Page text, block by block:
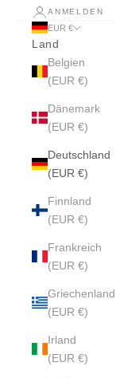
ANMELDEN
EUR €
Land
Belgien
(EUR €)
Dänemark
(EUR €)
Deutschland
(EUR €)
Finnland
(EUR €)
Frankreich
(EUR €)
Griechenland
(EUR €)
Irland
(EUR €)